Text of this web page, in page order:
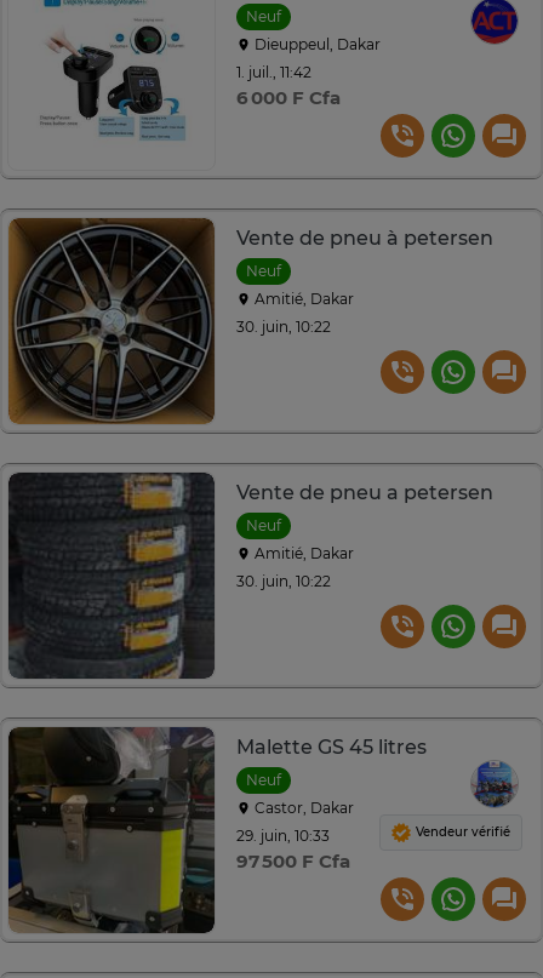
Neuf
Dieuppeul, Dakar
1. juil., 11:42
6 000 F Cfa
Vente de pneu à petersen
Neuf
Amitié, Dakar
30. juin, 10:22
Vente de pneu a petersen
Neuf
Amitié, Dakar
30. juin, 10:22
Malette GS 45 litres
Neuf
Castor, Dakar
29. juin, 10:33
97 500 F Cfa
Vendeur vérifié